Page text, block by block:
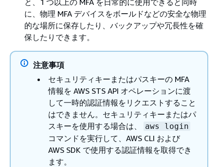
と、1 つ以上の MFA を日常的に使用できると同時
に、物理 MFA デバイスをボールドなどの安全な物理
的な場所に保存したり、バックアップや冗長性を確
保したりできます。
注意事項
セキュリティキーまたはパスキーの MFA
情報を AWS STS API オペレーションに渡
して一時的認証情報をリクエストすること
はできません。セキュリティキーまたはパ
スキーを使用する場合は、
aws login
コマンドを実行して、AWS CLI および
AWS SDK で使用する認証情報を取得でき
ます。